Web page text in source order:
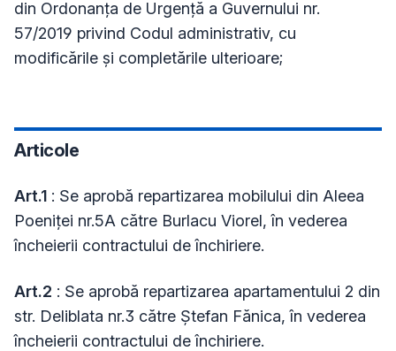
din Ordonanța de Urgență a Guvernului nr.
57/2019 privind Codul administrativ, cu
modificările și completările ulterioare;
Articole
Art.1 : Se aprobă repartizarea mobilului din Aleea
Poeniței nr.5A către Burlacu Viorel, în vederea
încheierii contractului de închiriere.
Art.2 : Se aprobă repartizarea apartamentului 2 din
str. Deliblata nr.3 către Ștefan Fănica, în vederea
încheierii contractului de închiriere.